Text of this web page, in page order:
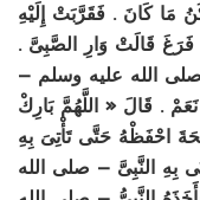
مَا كَانَ . فَقَرَّبَتْ إِلَيْهِ
قَالَتْ وَارِ الصَّبِىَّ .
الله عليه وسلم –
. قَالَ « اللَّهُمَّ بَارِكْ
احْفَظْهُ حَتَّى تَأْتِىَ بِهِ
بِهِ النَّبِىَّ – صلى الله